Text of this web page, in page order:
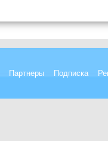
Партнеры Подписка